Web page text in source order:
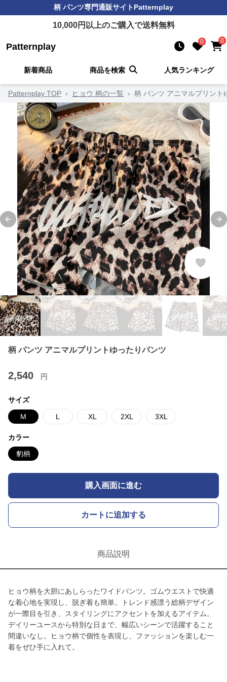
柄 パンツ専門通販サイトPatternplay
10,000円以上のご購入で送料無料
Patternplay 0 0
新着商品 商品を検索 人気ランキング
Patternplay TOP › ヒョウ 柄の一覧 › 柄 パンツ アニマルプリント
Previous slide
柄 パンツ アニマルプリントゆったりパンツ
2,540 円
サイズ
M L XL 2XL 3XL
カラー
豹柄
購入画面に進む
カートに追加する
商品説明
ヒョウ柄を大胆にあしらったワイドパンツ。ゴムウエストで快適
な着心地を実現し、脱ぎ着も簡単。トレンド感漂う総柄デザイン
が一際目を引き、スタイリングにアクセントを加えるアイテム。
デイリーユースから特別な日まで、幅広いシーンで活躍すること
間違いなし。ヒョウ柄で個性を表現し、ファッションを楽しむ一
着をぜひ手に入れて。